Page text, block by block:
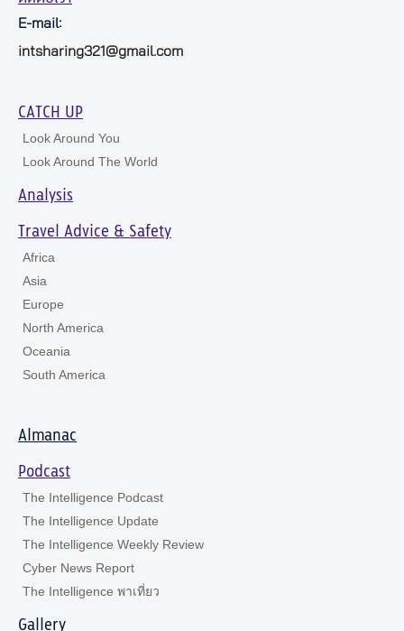
E-mail:
intsharing321@gmail.com
CATCH UP
Look Around You
Look Around The World
Analysis
Travel Advice & Safety
Africa
Asia
Europe
North America
Oceania
South America
Almanac
Podcast
The Intelligence Podcast
The Intelligence Update
The Intelligence Weekly Review
Cyber News Report
The Intelligence พาเที่ยว